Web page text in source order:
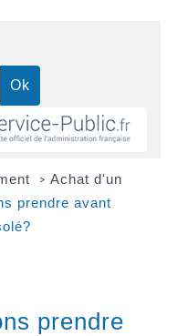
> Achat d'un
prendre avant
prendre